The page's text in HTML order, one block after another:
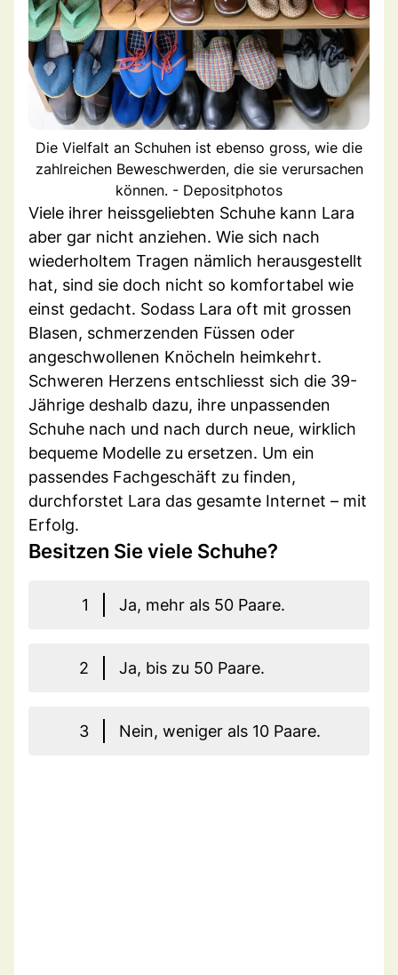
Die Vielfalt an Schuhen ist ebenso gross, wie die
zahlreichen Beweschwerden, die sie verursachen
können. - Depositphotos
Viele ihrer heissgeliebten Schuhe kann Lara
aber gar nicht anziehen. Wie sich nach
wiederholtem Tragen nämlich herausgestellt
hat, sind sie doch nicht so komfortabel wie
einst gedacht. Sodass Lara oft mit grossen
Blasen, schmerzenden Füssen oder
angeschwollenen Knöcheln heimkehrt.
Schweren Herzens entschliesst sich die 39-
Jährige deshalb dazu, ihre unpassenden
Schuhe nach und nach durch neue, wirklich
bequeme Modelle zu ersetzen. Um ein
passendes Fachgeschäft zu finden,
durchforstet Lara das gesamte Internet – mit
Erfolg.
Besitzen Sie viele Schuhe?
1 Ja, mehr als 50 Paare.
2 Ja, bis zu 50 Paare.
3 Nein, weniger als 10 Paare.